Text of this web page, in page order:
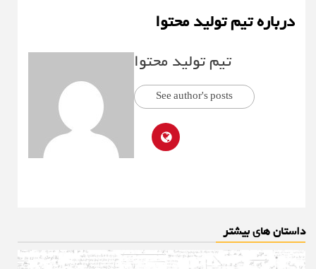
درباره تیم تولید محتوا
تیم تولید محتوا
See author's posts
داستان های بیشتر